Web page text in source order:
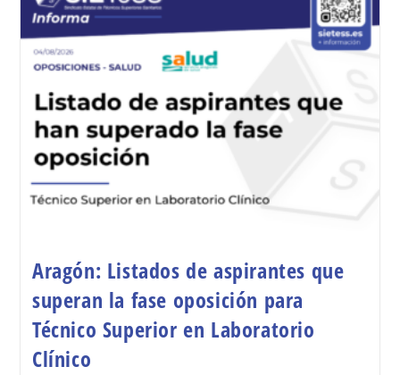
Aragón: Listados de aspirantes que
superan la fase oposición para
Técnico Superior en Laboratorio
Clínico